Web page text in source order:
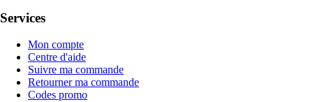
Services
Mon compte
Centre d'aide
Suivre ma commande
Retourner ma commande
Codes promo